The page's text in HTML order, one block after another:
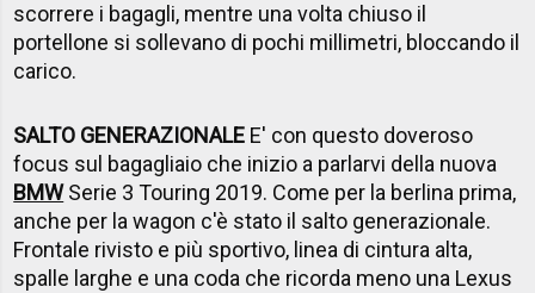
scorrere i bagagli, mentre una volta chiuso il
portellone si sollevano di pochi millimetri, bloccando il
carico.
SALTO GENERAZIONALE E' con questo doveroso
focus sul bagagliaio che inizio a parlarvi della nuova
BMWSerie 3 Touring 2019. Come per la berlina prima,
anche per la wagon c'è stato il salto generazionale.
Frontale rivisto e più sportivo, linea di cintura alta,
spalle larghe e una coda che ricorda meno una Lexus